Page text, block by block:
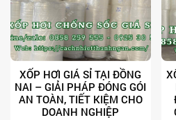
XỐP HƠI GIÁ SỈ TẠI ĐỒNG
NAI – GIẢI PHÁP ĐÓNG GÓI
AN TOÀN, TIẾT KIỆM CHO
DOANH NGHIỆP